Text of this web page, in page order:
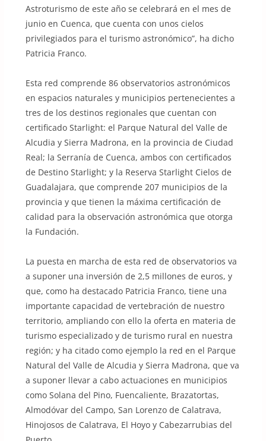
Astroturismo de este año se celebrará en el mes de
junio en Cuenca, que cuenta con unos cielos
privilegiados para el turismo astronómico”, ha dicho
Patricia Franco.
Esta red comprende 86 observatorios astronómicos
en espacios naturales y municipios pertenecientes a
tres de los destinos regionales que cuentan con
certificado Starlight: el Parque Natural del Valle de
Alcudia y Sierra Madrona, en la provincia de Ciudad
Real; la Serranía de Cuenca, ambos con certificados
de Destino Starlight; y la Reserva Starlight Cielos de
Guadalajara, que comprende 207 municipios de la
provincia y que tienen la máxima certificación de
calidad para la observación astronómica que otorga
la Fundación.
La puesta en marcha de esta red de observatorios va
a suponer una inversión de 2,5 millones de euros, y
que, como ha destacado Patricia Franco, tiene una
importante capacidad de vertebración de nuestro
territorio, ampliando con ello la oferta en materia de
turismo especializado y de turismo rural en nuestra
región; y ha citado como ejemplo la red en el Parque
Natural del Valle de Alcudia y Sierra Madrona, que va
a suponer llevar a cabo actuaciones en municipios
como Solana del Pino, Fuencaliente, Brazatortas,
Almodóvar del Campo, San Lorenzo de Calatrava,
Hinojosos de Calatrava, El Hoyo y Cabezarrubias del